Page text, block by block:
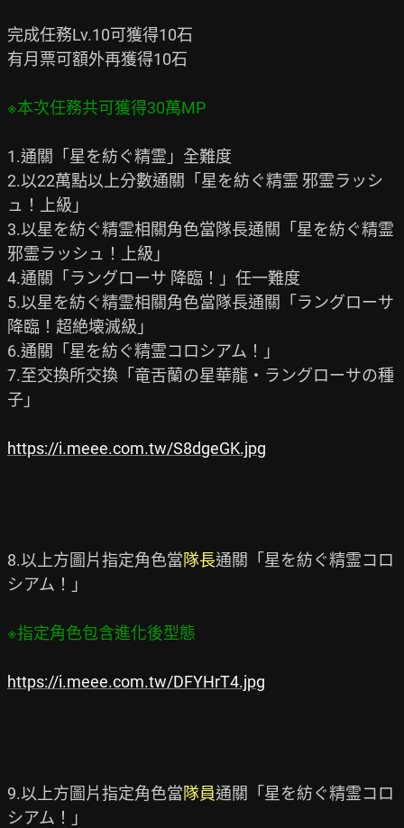
完成任務Lv.10可獲得10石
有月票可額外再獲得10石
※本次任務共可獲得30萬MP
1.通關「星を紡ぐ精霊」全難度
2.以22萬點以上分數通關「星を紡ぐ精霊 邪霊ラッシ
ュ！上級」
3.以星を紡ぐ精霊相關角色當隊長通關「星を紡ぐ精霊
邪霊ラッシュ！上級」
4.通關「ラングローサ 降臨！」任一難度
5.以星を紡ぐ精霊相關角色當隊長通關「ラングローサ
降臨！超絶壊滅級」
6.通關「星を紡ぐ精霊コロシアム！」
7.至交換所交換「竜舌蘭の星華龍・ラングローサの種
子」
https://i.meee.com.tw/S8dgeGK.jpg
8.以上方圖片指定角色當隊長通關「星を紡ぐ精霊コロ
シアム！」
※指定角色包含進化後型態
https://i.meee.com.tw/DFYHrT4.jpg
9.以上方圖片指定角色當隊員通關「星を紡ぐ精霊コロ
シアム！」